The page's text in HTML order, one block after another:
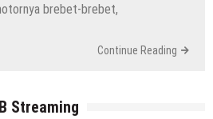
brebet-brebet,
Continue Reading
Streaming